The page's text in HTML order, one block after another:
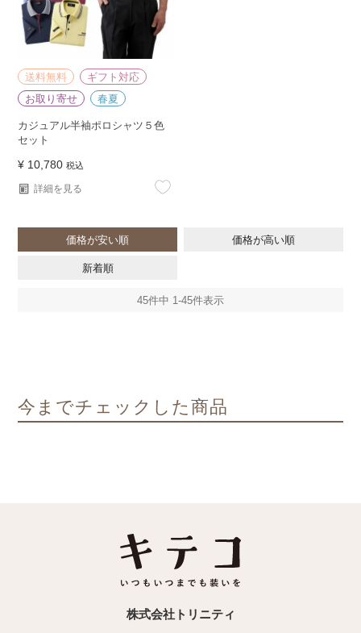
送料無料
ギフト対応
お取り寄せ
春夏
カジュアル半袖ポロシャツ５色
セット
¥ 10,780 税込
詳細を見る
価格が安い順 価格が高い順
新着順
45件中 1-45件表示
今までチェックした商品
株式会社トリニティ